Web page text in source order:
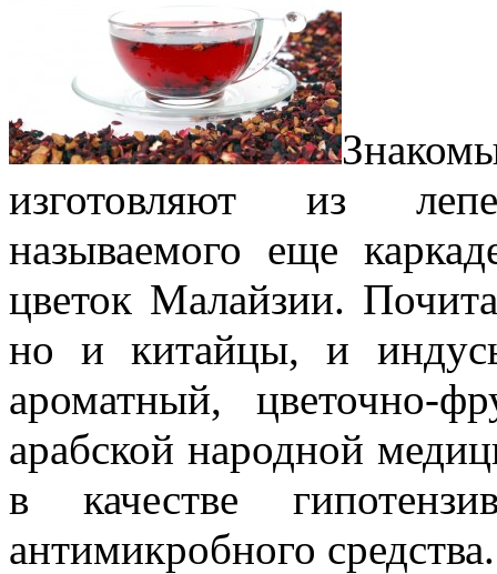
изготовляют из
называемого еще
цветок Малайзии.
но и китайцы, и
ароматный, цветочно-
арабской народной
в качестве
антимикробного средства.